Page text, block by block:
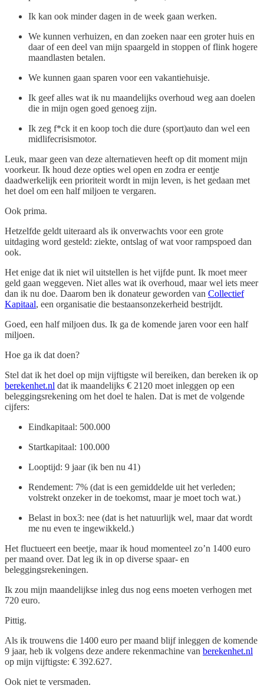
Ik kan ook minder dagen in de week gaan werken.
We kunnen verhuizen, en dan zoeken naar een groter huis en
daar of een deel van mijn spaargeld in stoppen of flink hogere
maandlasten betalen.
We kunnen gaan sparen voor een vakantiehuisje.
Ik geef alles wat ik nu maandelijks overhoud weg aan doelen
die in mijn ogen goed genoeg zijn.
Ik zeg f*ck it en koop toch die dure (sport)auto dan wel een
midlifecrisismotor.
Leuk, maar geen van deze alternatieven heeft op dit moment mijn
voorkeur. Ik houd deze opties wel open en zodra er eentje
daadwerkelijk een prioriteit wordt in mijn leven, is het gedaan met
het doel om een half miljoen te vergaren.
Ook prima.
Hetzelfde geldt uiteraard als ik onverwachts voor een grote
uitdaging word gesteld: ziekte, ontslag of wat voor rampspoed dan
ook.
Het enige dat ik niet wil uitstellen is het vijfde punt. Ik moet meer
geld gaan weggeven. Niet alles wat ik overhoud, maar wel iets meer
dan ik nu doe. Daarom ben ik donateur geworden van Collectief
Kapitaal, een organisatie die bestaansonzekerheid bestrijdt.
Goed, een half miljoen dus. Ik ga de komende jaren voor een half
miljoen.
Hoe ga ik dat doen?
Stel dat ik het doel op mijn vijftigste wil bereiken, dan bereken ik op
berekenhet.nl dat ik maandelijks € 2120 moet inleggen op een
beleggingsrekening om het doel te halen. Dat is met de volgende
cijfers:
Eindkapitaal: 500.000
Startkapitaal: 100.000
Looptijd: 9 jaar (ik ben nu 41)
Rendement: 7% (dat is een gemiddelde uit het verleden;
volstrekt onzeker in de toekomst, maar je moet toch wat.)
Belast in box3: nee (dat is het natuurlijk wel, maar dat wordt
me nu even te ingewikkeld.)
Het fluctueert een beetje, maar ik houd momenteel zo’n 1400 euro
per maand over. Dat leg ik in op diverse spaar- en
beleggingsrekeningen.
Ik zou mijn maandelijkse inleg dus nog eens moeten verhogen met
720 euro.
Pittig.
Als ik trouwens die 1400 euro per maand blijf inleggen de komende
9 jaar, heb ik volgens deze andere rekenmachine van berekenhet.nl
op mijn vijftigste: € 392.627.
Ook niet te versmaden.